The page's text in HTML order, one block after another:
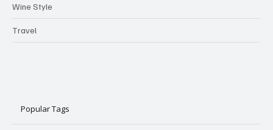
Wine Style
Travel
Popular Tags